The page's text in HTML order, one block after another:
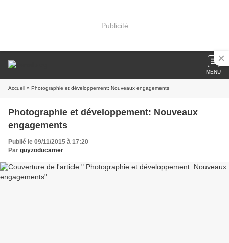
Publicité
MENU
Accueil » Photographie et développement: Nouveaux engagements
Photographie et développement: Nouveaux
engagements
Publié le 09/11/2015 à 17:20
Par guyzoducamer